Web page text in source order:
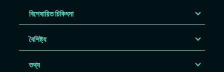
বিশেষায়িত চিকিৎসা
বৈশিষ্ট্য
তথ্য